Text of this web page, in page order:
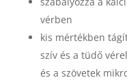
vérben
kis mértékben
szív és a tüdő
és a szövetek